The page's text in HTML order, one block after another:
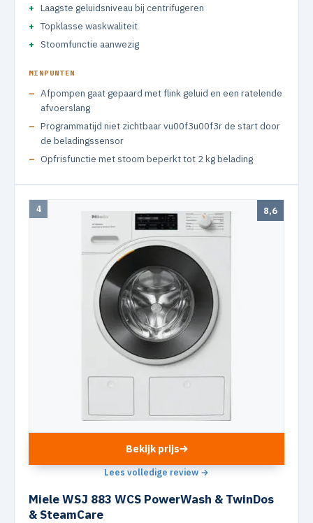
Laagste geluidsniveau bij centrifugeren
Topklasse waskwaliteit
Stoomfunctie aanwezig
MINPUNTEN
Afpompen gaat gepaard met flink geluid en een ratelende
afvoerslang
Programmatijd niet zichtbaar vu00f3u00f3r de start door
de beladingssensor
Opfrisfunctie met stoom beperkt tot 2 kg belading
4 8,6
Bekijk prijs
Lees volledige review →
Miele WSJ 883 WCS PowerWash & TwinDos
& SteamCare